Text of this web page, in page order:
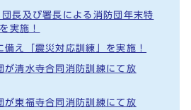
長及び署長による消防団年末特
実施！
え「震災対応訓練」を実施！
清水寺合同消防訓練にて放
東福寺合同消防訓練にて放